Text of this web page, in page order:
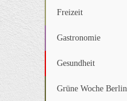
Freizeit
Gastronomie
Gesundheit
Grüne Woche Berlin